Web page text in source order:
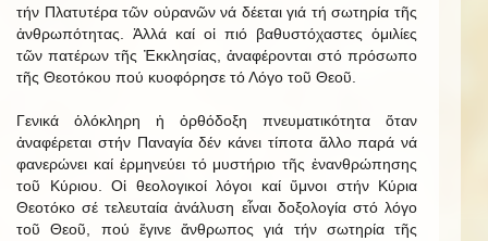
τήν Πλατυτέρα τῶν οὐρανῶν νά δέεται γιά τή σωτηρία τῆς
ἀνθρωπότητας. Ἀλλά καί οἱ πιό βαθυστόχαστες ὁμιλίες
τῶν πατέρων τῆς Ἐκκλησίας, ἀναφέρονται στό πρόσωπο
τῆς Θεοτόκου πού κυοφόρησε τό Λόγο τοῦ Θεοῦ.
Γενικά ὁλόκληρη ἡ ὀρθόδοξη πνευματικότητα ὅταν
ἀναφέρεται στήν Παναγία δέν κάνει τίποτα ἄλλο παρά νά
φανερώνει καί ἑρμηνεύει τό μυστήριο τῆς ἐνανθρώπησης
τοῦ Κύριου. Οἱ θεολογικοί λόγοι καί ὕμνοι στήν Κύρια
Θεοτόκο σέ τελευταία ἀνάλυση εἶναι δοξολογία στό λόγο
τοῦ Θεοῦ, πού ἔγινε ἄνθρωπος γιά τήν σωτηρία τῆς